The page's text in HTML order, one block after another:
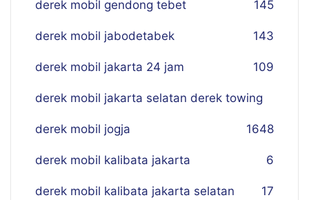
derek mobil gendong tebet 145
derek mobil jabodetabek 143
derek mobil jakarta 24 jam 109
derek mobil jakarta selatan derek towing
48
derek mobil jogja 16
derek mobil kalibata jakarta 6
derek mobil kalibata jakarta selatan 17